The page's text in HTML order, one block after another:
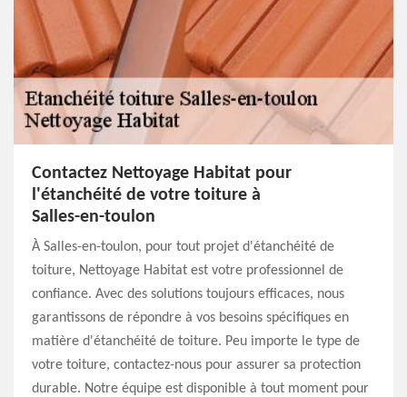
Contactez Nettoyage Habitat pour
l'étanchéité de votre toiture à
Salles-en-toulon
À Salles-en-toulon, pour tout projet d'étanchéité de
toiture, Nettoyage Habitat est votre professionnel de
confiance. Avec des solutions toujours efficaces, nous
garantissons de répondre à vos besoins spécifiques en
matière d'étanchéité de toiture. Peu importe le type de
votre toiture, contactez-nous pour assurer sa protection
durable. Notre équipe est disponible à tout moment pour